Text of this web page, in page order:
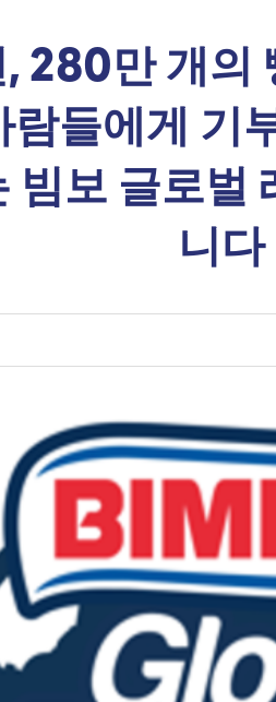
280만 개의
람들에게 기
빔보 글로벌
니다